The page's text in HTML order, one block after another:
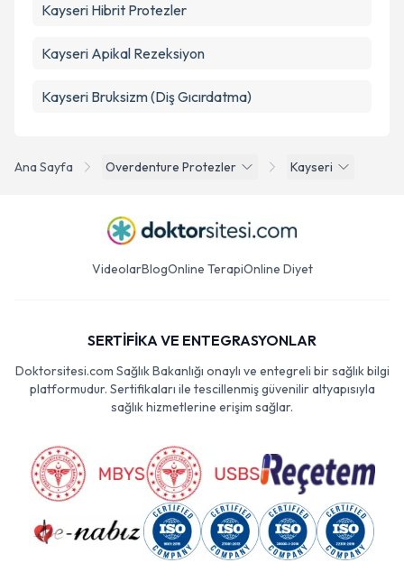
Ana Sayfa Overdenture Protezler Kayseri
Kayseri Hibrit Protezler
Kayseri Apikal Rezeksiyon
Kayseri Bruksizm (Diş Gıcırdatma)
VideolarBlogOnline TerapiOnline Diyet
SERTİFİKA VE ENTEGRASYONLAR
Doktorsitesi.com Sağlık Bakanlığı onaylı ve entegreli bir sağlık bilgi
platformudur. Sertifikaları ile tescillenmiş güvenilir altyapısıyla
sağlık hizmetlerine erişim sağlar.